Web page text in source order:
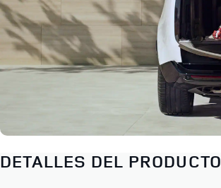
DETALLES DEL PRODUCTO